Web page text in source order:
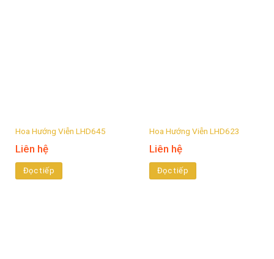
Hoa Hướng Viễn LHD645
Liên hệ
Đọc tiếp
Hoa Hướng Viễn LHD623
Liên hệ
Đọc tiếp